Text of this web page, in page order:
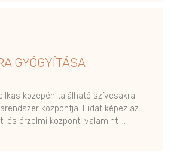
GYÓGYÍTÁSA
közepén található szívcsakra
központja. Hidat képez az
és érzelmi központ, valamint …